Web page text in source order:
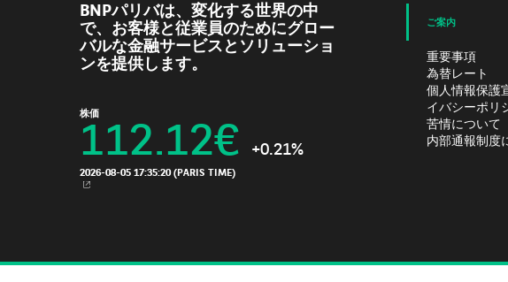
BNPパリバは、変化する世界の中
で、お客様と従業員のためにグロー
バルな金融サービスとソリューショ
ンを提供します。
株価
112.12€ +0.21%
2026-08-05 17:35:20(PARIS TIME)
新規ウィンドウ
ご案内
重要事項
為替レート
個人情報保護
イバシーポリ
苦情について
内部通報制度